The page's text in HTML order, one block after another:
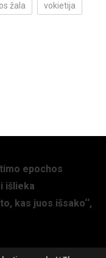
žala vokietija
epochos
išlieka
kas juos išsako‘‘,